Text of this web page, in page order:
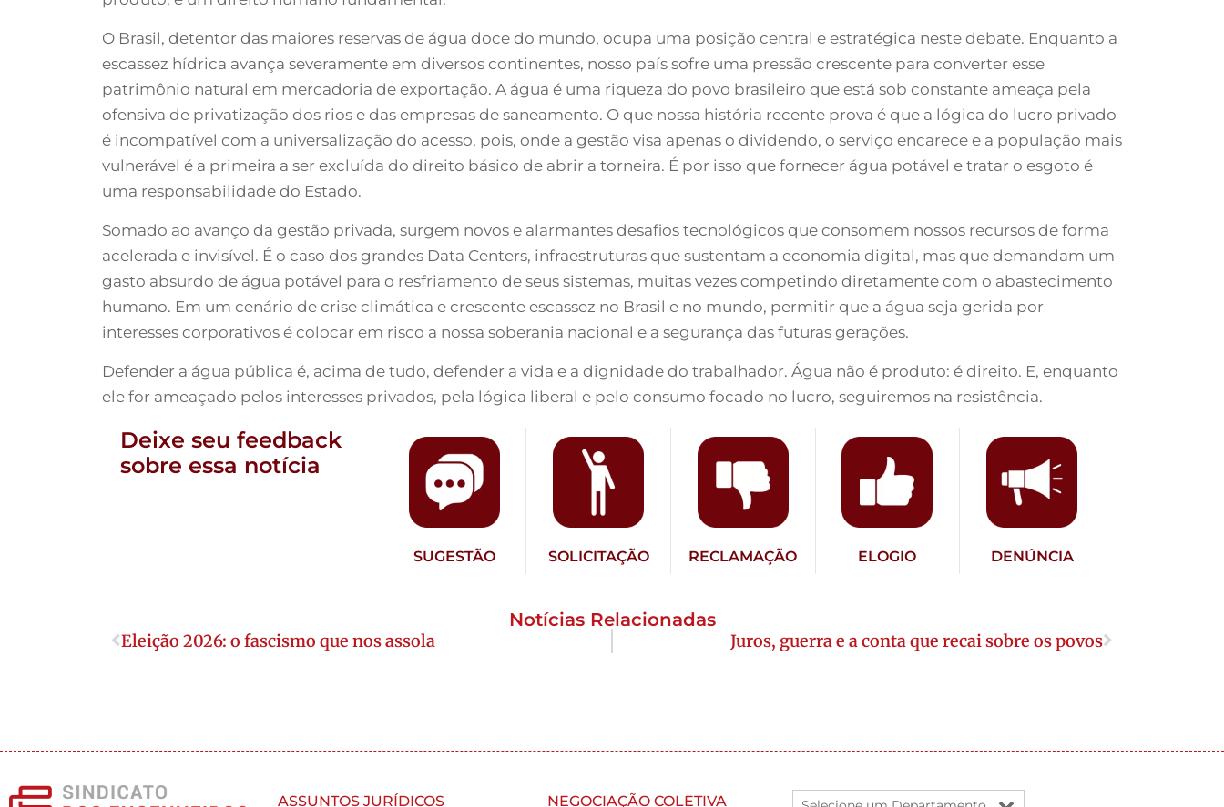
O Brasil, detentor das maiores reservas de água doce do mundo, ocupa uma posição central e estratégica neste debate. Enquanto a
escassez hídrica avança severamente em diversos continentes, nosso país sofre uma pressão crescente para converter esse
patrimônio natural em mercadoria de exportação. A água é uma riqueza do povo brasileiro que está sob constante ameaça pela
ofensiva de privatização dos rios e das empresas de saneamento. O que nossa história recente prova é que a lógica do lucro privado
é incompatível com a universalização do acesso, pois, onde a gestão visa apenas o dividendo, o serviço encarece e a população mais
vulnerável é a primeira a ser excluída do direito básico de abrir a torneira. É por isso que fornecer água potável e tratar o esgoto é
uma responsabilidade do Estado.
Somado ao avanço da gestão privada, surgem novos e alarmantes desafios tecnológicos que consomem nossos recursos de forma
acelerada e invisível. É o caso dos grandes Data Centers, infraestruturas que sustentam a economia digital, mas que demandam um
gasto absurdo de água potável para o resfriamento de seus sistemas, muitas vezes competindo diretamente com o abastecimento
humano. Em um cenário de crise climática e crescente escassez no Brasil e no mundo, permitir que a água seja gerida por
interesses corporativos é colocar em risco a nossa soberania nacional e a segurança das futuras gerações.
Defender a água pública é, acima de tudo, defender a vida e a dignidade do trabalhador. Água não é produto: é direito. E, enquanto
ele for ameaçado pelos interesses privados, pela lógica liberal e pelo consumo focado no lucro, seguiremos na resistência.
Deixe seu feedback
sobre essa notícia
SUGESTÃO SOLICITAÇÃO RECLAMAÇÃO ELOGIO DENÚNCIA
Notícias Relacionadas
Eleição 2026: o fascismo que nos assola Juros, guerra e a conta que recai sobre os povos
ASSUNTOS JURÍDICOS NEGOCIAÇÃO COLETIVA